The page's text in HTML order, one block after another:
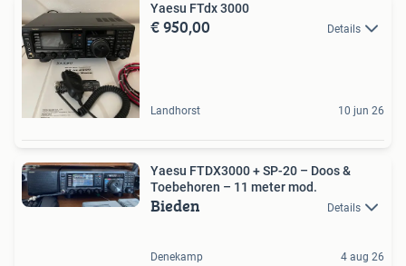
Yaesu FTdx 3000
€ 950,00 Details
Landhorst 10 jun 26
Yaesu FTDX3000 + SP-20 – Doos &
Toebehoren – 11 meter mod.
Bieden Details
Denekamp 4 aug 26